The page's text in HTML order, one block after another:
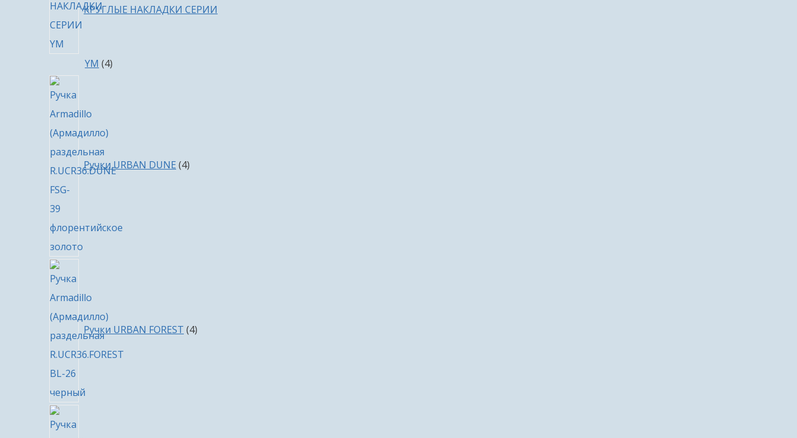
КРУГЛЫЕ НАКЛАДКИ СЕРИИ
YM 44
Ручки URBAN DUNE 4
Ручки URBAN FOREST 4